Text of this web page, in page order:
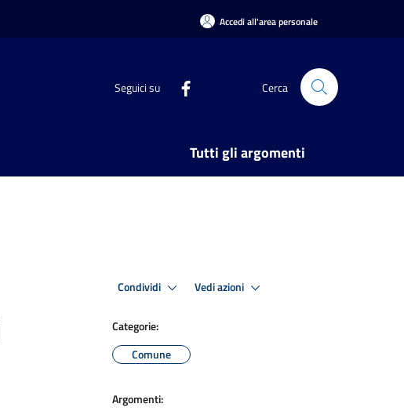
Accedi all'area personale
Seguici su Cerca
Tutti gli argomenti
Condividi Vedi azioni
Categorie:
Comune
Argomenti: